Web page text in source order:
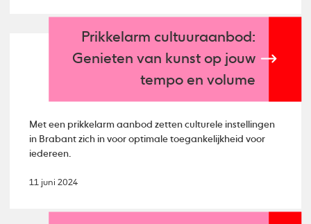
Prikkelarm cultuuraanbod:
Genieten van kunst op jouw
tempo en volume
Met een prikkelarm aanbod zetten culturele instellingen
in Brabant zich in voor optimale toegankelijkheid voor
iedereen.
11 juni 2024